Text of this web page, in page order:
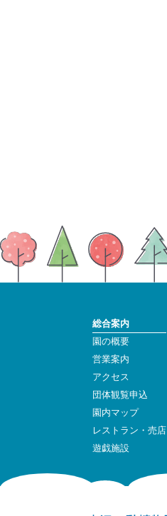
総合案内
園の概要
営業案内
アクセス
団体観覧申込
園内マップ
レストラン・売店
遊戯施設